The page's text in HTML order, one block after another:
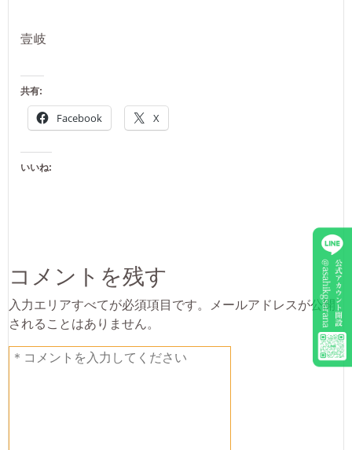
壹岐
共有:
Facebook X
いいね:
コメントを残す
入力エリアすべてが必須項目です。メールアドレスが公開
されることはありません。